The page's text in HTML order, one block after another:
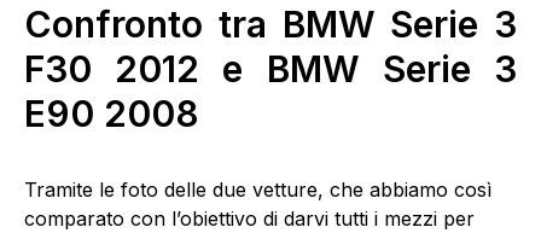
Confronto tra BMW Serie 3
F30 2012 e BMW Serie 3
E90 2008
Tramite le foto delle due vetture, che abbiamo così
comparato con l’obiettivo di darvi tutti i mezzi per